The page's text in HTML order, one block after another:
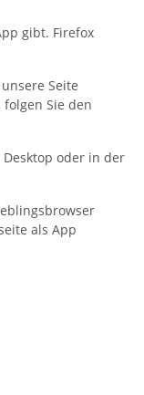
gibt. Firefox
Seite
Sie den
Desktop oder in der
als App